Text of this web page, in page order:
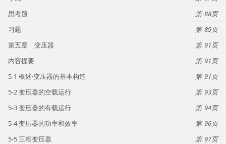
思考题
88
习题
89
第五章 变压器
91
内容提要
91
5-1 概述·变压器的基本构造
91
5-2 变压器的空载运行
93
5-3 变压器的有载运行
94
5-4 变压器的功率和效率
96
5-5 三相变压器
97